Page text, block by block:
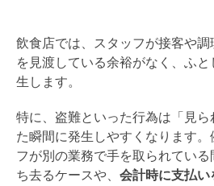
飲食店では、スタッフが接客や
を見渡している余裕がなく、ふ
生します。
特に、盗難といった行為は「見
た瞬間に発生しやすくなります
フが別の業務で手を取られてい
ち去るケースや、 会計時に支払